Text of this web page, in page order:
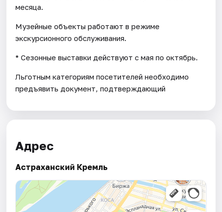
месяца.
Музейные объекты работают в режиме
экскурсионного обслуживания.
* Cезонные выставки действуют с мая по октябрь.
Льготным категориям посетителей необходимо
предъявить документ, подтверждающий
Адрес
Астраханский Кремль